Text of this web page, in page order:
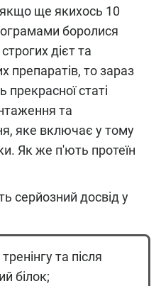
якщо ще якихось 10
боролися
дієт та
препаратів, то зараз
статі
та
яке включає у тому
Як же п'ють протеїн
серйозний досвід у
та після
білок;